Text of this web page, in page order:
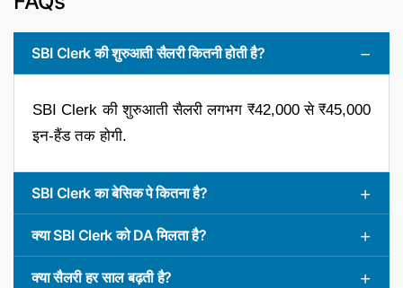
SBI Clerk की शुरुआती सैलरी कितनी होती है?
SBI Clerk की शुरुआती सैलरी लगभग ₹42,000 से ₹45,000
इन-हैंड तक होगी.
SBI Clerk का बेसिक पे कितना है?
क्या SBI Clerk को DA मिलता है?
क्या सैलरी हर साल बढ़ती है?